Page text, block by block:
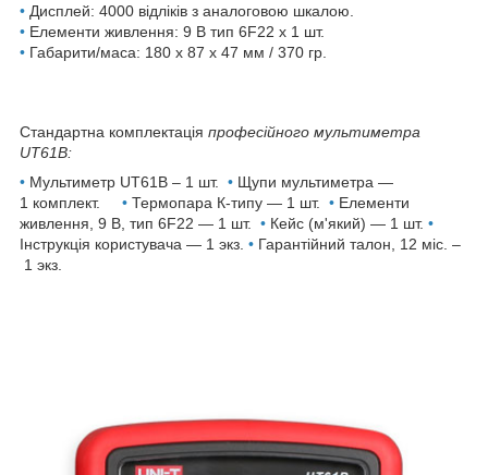
• Дисплей: 4000 відліків з аналоговою шкалою.
• Елементи живлення: 9 В тип 6F22 х 1 шт.
• Габарити/маса: 180 x 87 x 47 мм / 370 гр.
Стандартна комплектація професійного мультиметра
UT61B:
• Мультиметр UT61B – 1 шт. • Щупи мультиметра —
1 комплект.
• Термопара К-типу — 1 шт. • Елементи
живлення, 9 В, тип 6F22 — 1 шт. • Кейс (м'який) — 1 шт. •
Інструкція користувача — 1 экз. • Гарантійний талон, 12 міс. –
1 экз.